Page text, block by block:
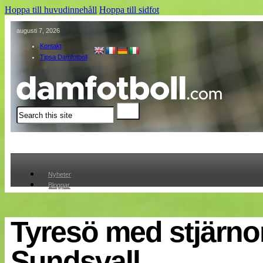
Hoppa till huvudinnehåll Hoppa till sidfot
augusti 7, 2026
Kontakt
Tipsa Damfotboll
Sök
Nyheter
Bloggar
Cuper
Medlemmar
Medlemsbilder
Om oss
Tyresö med